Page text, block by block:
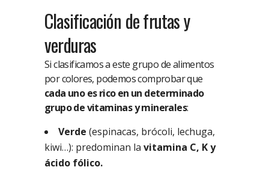
Clasificación de frutas y
verduras
Si clasificamos a este grupo de alimentos
por colores, podemos comprobar que
cada uno es rico en un determinado
grupo de vitaminas y minerales:
Verde (espinacas, brócoli, lechuga,
kiwi…): predominan la vitamina C, K y
ácido fólico.